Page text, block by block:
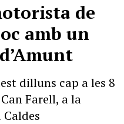
de
amb un
dilluns cap a les 8
Farell, a la